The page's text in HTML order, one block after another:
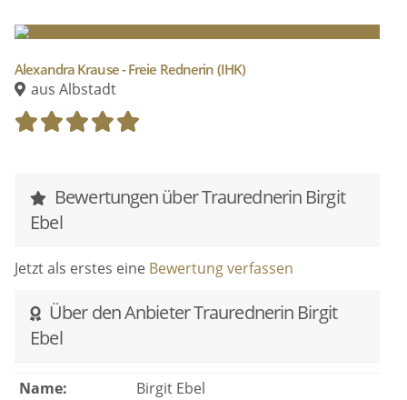
Alexandra Krause - Freie Rednerin (IHK)
aus Albstadt
Bewertungen über Traurednerin Birgit
Ebel
Jetzt als erstes eine Bewertung verfassen
Über den Anbieter Traurednerin Birgit
Ebel
Name:
Birgit Ebel